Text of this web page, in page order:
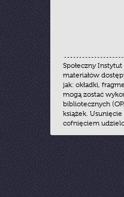
Społeczny
materiałów
jak: okładki,
mogą zostać
bibliotecznych
książek.
cofnięciem